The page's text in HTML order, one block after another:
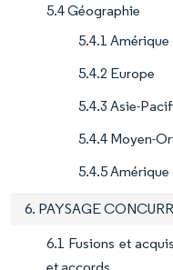
5.4 Géographie
5.4.1 Amérique
5.4.2 Europe
5.4.3 Asie-
5.4.4 Moyen-
5.4.5 Amérique
6. PAYSAGE
6.1 Fusions et